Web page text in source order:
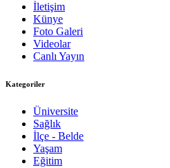
İletişim
Künye
Foto Galeri
Videolar
Canlı Yayın
Kategoriler
Üniversite
Sağlık
İlçe - Belde
Yaşam
Eğitim